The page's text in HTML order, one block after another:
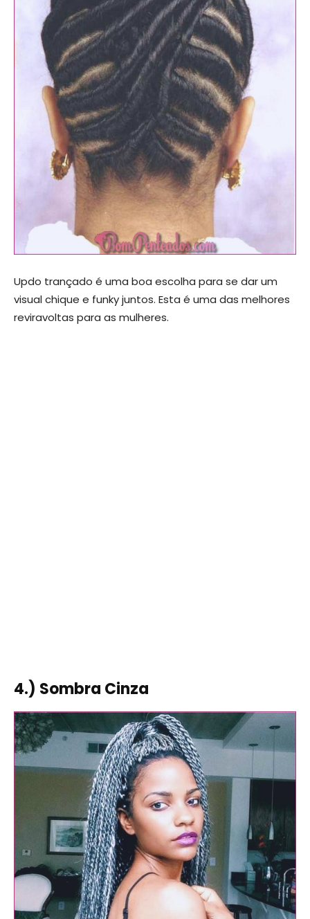
Updo trançado é uma boa escolha para se dar um
visual chique e funky juntos. Esta é uma das melhores
reviravoltas para as mulheres.
4.) Sombra Cinza